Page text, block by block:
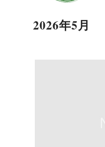
2026年5月